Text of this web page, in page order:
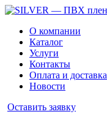
О компании
Каталог
Услуги
Контакты
Оплата и доставка
Новости
Оставить заявку